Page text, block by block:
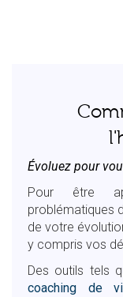
Évoluez pour
Pour être
problématiques
de votre
y compris vos
Des outils tels
coaching de